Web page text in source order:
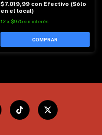
$7.019,99 con Efectivo (Sólo
en el local)
12 x $975 sin interés